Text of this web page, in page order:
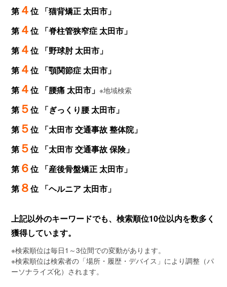
第 ４位 「猫背矯正 太田市」
第 ４位 「脊柱管狭窄症 太田市」
第 ４位 「野球肘 太田市」
第 ４位 「顎関節症 太田市」
第 ４位 「腰痛 太田市」※地域検索
第 ５位 「ぎっくり腰 太田市」
第 ５位 「太田市 交通事故 整体院」
第 ５位 「太田市 交通事故 保険」
第 ６位 「産後骨盤矯正 太田市」
第 ８位 「ヘルニア 太田市」
上記以外のキーワードでも、検索順位10位以内を数多く
獲得しています。
※検索順位は毎日1～3位間での変動があります。
※検索順位は検索者の「場所・履歴・デバイス」により調整（パ
ーソナライズ化）されます。